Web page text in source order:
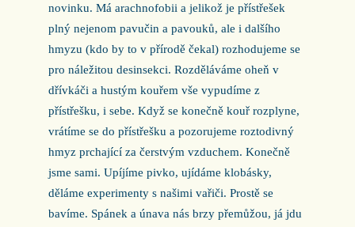
novinku. Má arachnofobii a jelikož je přístřešek
plný nejenom pavučin a pavouků, ale i dalšího
hmyzu (kdo by to v přírodě čekal) rozhodujeme se
pro náležitou desinsekci. Rozděláváme oheň v
dřívkáči a hustým kouřem vše vypudíme z
přístřešku, i sebe. Když se konečně kouř rozplyne,
vrátíme se do přístřešku a pozorujeme roztodivný
hmyz prchající za čerstvým vzduchem. Konečně
jsme sami. Upíjíme pivko, ujídáme klobásky,
děláme experimenty s našimi vařiči. Prostě se
bavíme. Spánek a únava nás brzy přemůžou, já jdu